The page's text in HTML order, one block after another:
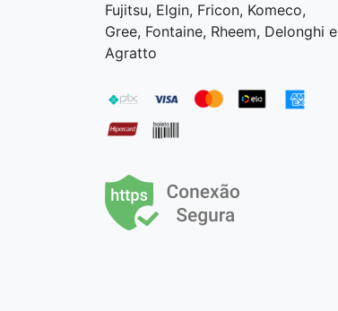
Fujitsu, Elgin, Fricon, Komeco,
Gree, Fontaine, Rheem, Delonghi e
Agratto